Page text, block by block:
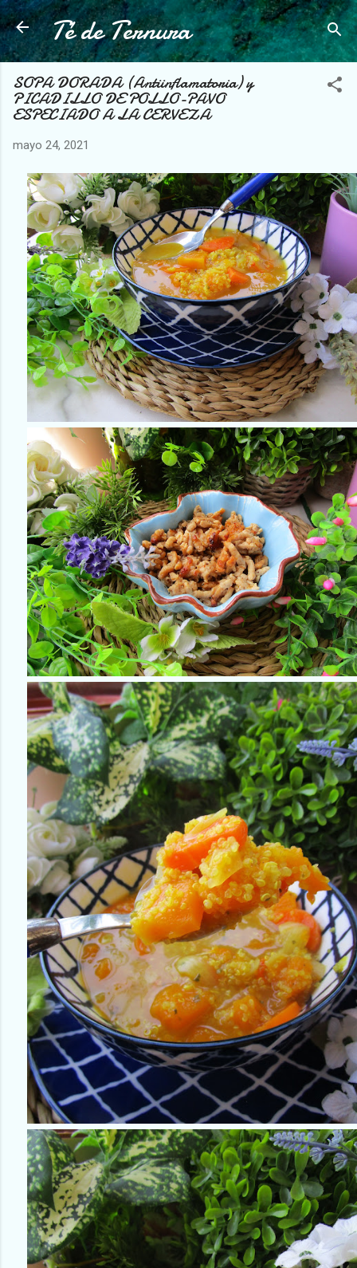
Ir al contenido principal
Té de Ternura
SOPA DORADA (Antiinflamatoria) y
PICADILLO DE POLLO-PAVO
ESPECIADO A LA CERVEZA
mayo 24, 2021